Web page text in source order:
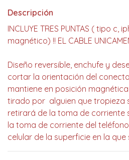
Descripción
INCLUYE TRES PUNTAS ( tipo c,
magnético) !! EL CABLE
Diseño reversible, enchufe y
cortar la orientación del
mantiene en posición
tirado por alguien que tropieza
retirará de la toma de corriente
la toma de corriente del
celular de la superficie en la que